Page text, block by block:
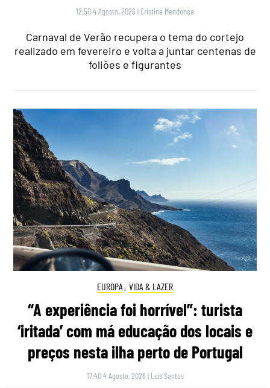
12:50 4 Agosto, 2026 | Cristina Mendonça
Carnaval de Verão recupera o tema do cortejo
realizado em fevereiro e volta a juntar centenas de
foliões e figurantes
EUROPA , VIDA & LAZER
“A experiência foi horrível”: turista
‘iritada’ com má educação dos locais e
preços nesta ilha perto de Portugal
17:40 4 Agosto, 2026 | Luís Santos